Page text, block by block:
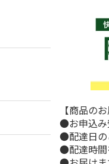
【商品の
●お申込み
●配達日の
●配達時間